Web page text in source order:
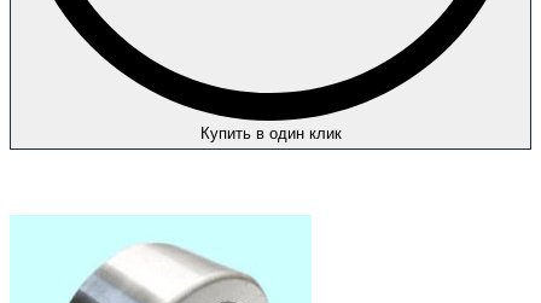
Купить в один клик